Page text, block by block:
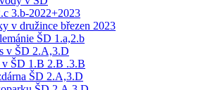
3.b-2022+2023
v družince březen 2023
ŠD 1.a,2.b
v ŠD 2.A,3.D
ŠD 1.B 2.B .3.B
ŠD 2.A,3.D